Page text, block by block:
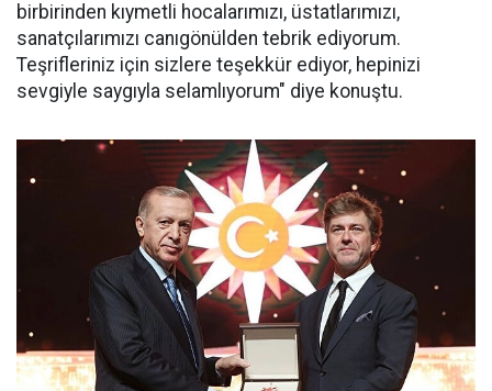
birbirinden kıymetli hocalarımızı, üstatlarımızı,
sanatçılarımızı canıgönülden tebrik ediyorum.
Teşrifleriniz için sizlere teşekkür ediyor, hepinizi
sevgiyle saygıyla selamlıyorum" diye konuştu.